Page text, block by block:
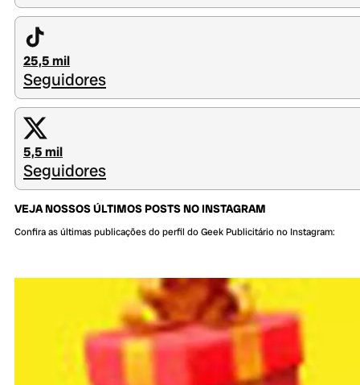
25,5 mil
Seguidores
5,5 mil
Seguidores
VEJA NOSSOS ÚLTIMOS POSTS NO INSTAGRAM
Confira as últimas publicações do perfil do Geek Publicitário no Instagram: